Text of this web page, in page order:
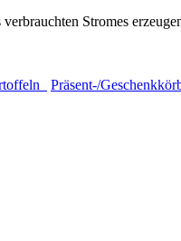
Stromes
Präsent-/